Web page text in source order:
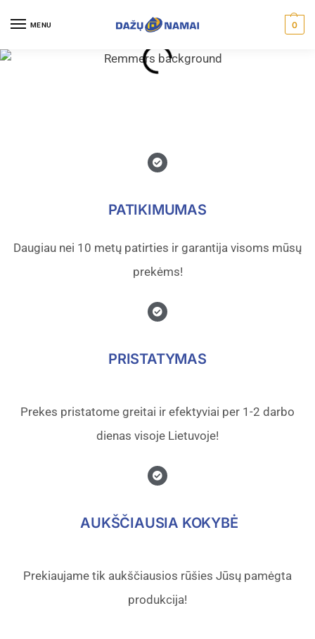
MENU 0
PATIKIMUMAS
Daugiau nei 10 metų patirties ir garantija visoms mūsų
prekėms!
PRISTATYMAS
Prekes pristatome greitai ir efektyviai per 1-2 darbo
dienas visoje Lietuvoje!
AUKŠČIAUSIA KOKYBĖ
Prekiaujame tik aukščiausios rūšies Jūsų pamėgta
produkcija!